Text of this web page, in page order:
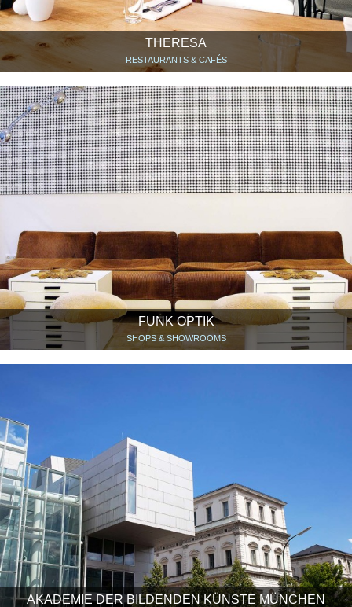
THERESA
RESTAURANTS & CAFÉS
FUNK OPTIK
SHOPS & SHOWROOMS
AKADEMIE DER BILDENDEN KÜNSTE MÜNCHEN